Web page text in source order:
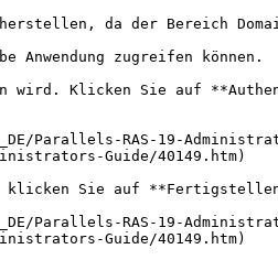
da der Bereich
Anwendung zugreifen können.
wird. Klicken Sie auf
Parallels-RAS-19-
Guide/40149.htm)
klicken Sie auf
Parallels-RAS-19-
Guide/40149.htm)